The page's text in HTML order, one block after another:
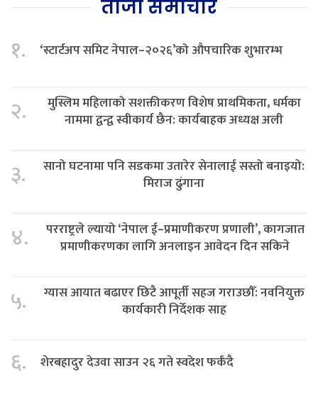
ताजा समाचार
१. ‘स्टार्टअप समिट नेपाल–२०२६’को औपचारिक शुभारम्भ
२.
मुस्लिम महिलाको सशक्तीकरण विशेष प्राथमिकता, धर्मका
नाममा द्वन्द्व स्वीकार्य छैन: कार्यबाहक अध्यक्ष अली
३.
सानो घटनामा पनि सडकमा उतारेर सेनालाई सस्तो बनाइयो:
मिराज ढुंगाना
४.
परराष्ट्रले ल्यायो ‘नेपाल ई–प्रमाणीकरण प्रणाली’, कागजात
प्रमाणीकरणका लागि अनलाइन आवेदन दिन सकिने
५.
ग्यास आयात बढाएर छिटै आपूर्ती सहज गराउछौँ: नवनियुक्त
कार्यकारी निर्देशक साह
६. शेरबहादुर देउवा साउन २६ गते स्वदेश फर्कंदै